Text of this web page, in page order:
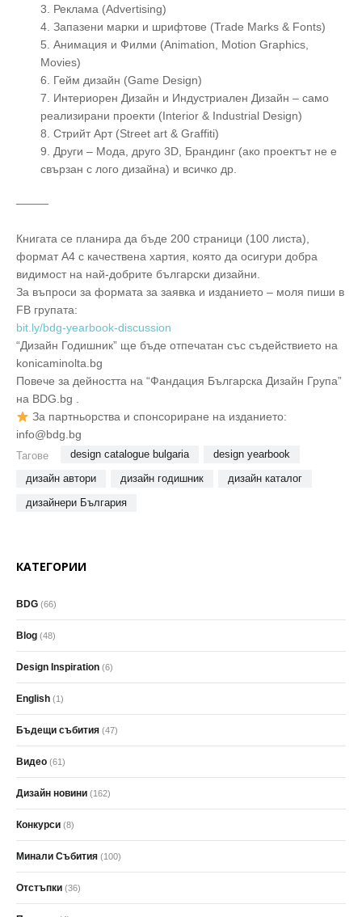
3. Реклама (Advertising)
4. Запазени марки и шрифтове (Trade Marks & Fonts)
5. Анимация и Филми (Animation, Motion Graphics,
Movies)
6. Гейм дизайн (Game Design)
7. Интериорен Дизайн и Индустриален Дизайн – само
реализирани проекти (Interior & Industrial Design)
8. Стрийт Арт (Street art & Graffiti)
9. Други – Мода, друго 3D, Брандинг (ако проектът не е
свързан с лого дизайна) и всичко др.
Книгата се планира да бъде 200 страници (100 листа),
формат А4 с качествена хартия, която да осигури добра
видимост на най-добрите български дизайни.
За въпроси за формата за заявка и изданието – моля пиши в
FB групата:
bit.ly/bdg-yearbook-discussion
“Дизайн Годишник” ще бъде отпечатан със съдействието на
konicaminolta.bg
Повече за дейността на “Фандация Българска Дизайн Група”
на BDG.bg .
За партньорства и спонсориране на изданието:
info@bdg.bg
Тагове design catalogue bulgaria
design yearbook
дизайн автори
дизайн годишник
дизайн каталог
дизайнери България
КАТЕГОРИИ
BDG (66)
Blog (48)
Design Inspiration (6)
English (1)
Бъдещи събития (47)
Видео (61)
Дизайн новини (162)
Конкурси (8)
Минали Събития (100)
Отстъпки (36)